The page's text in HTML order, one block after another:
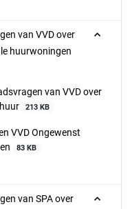
van VVD over
huurwoningen
van VVD over
213 KB
VVD Ongewenst
83 KB
van SPA over